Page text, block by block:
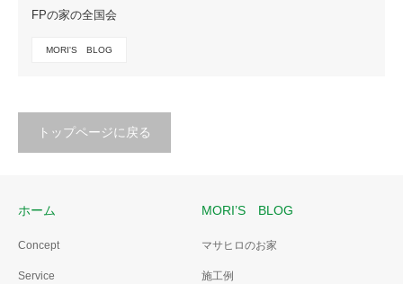
FPの家の全国会
MORI'S BLOG
トップページに戻る
ホーム
Concept
Service
MORI’S BLOG
マサヒロのお家
施工例